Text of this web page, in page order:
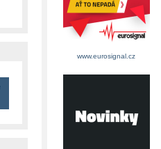
www.eurosignal.cz